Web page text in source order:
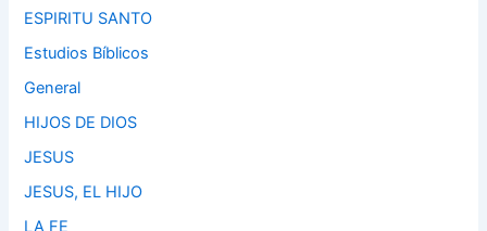
ESPIRITU SANTO
Estudios Bíblicos
General
HIJOS DE DIOS
JESUS
JESUS, EL HIJO
LA FE